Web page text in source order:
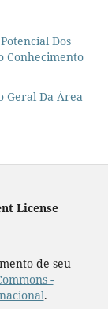
Dos
Conhecimento
Geral Da Área
License
de seu
-
.